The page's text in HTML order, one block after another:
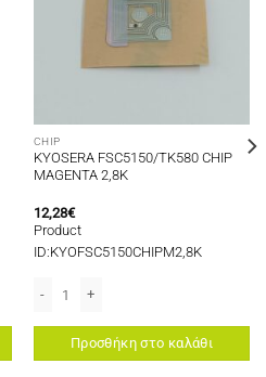
CHIP
KYOSERA FSC5150/TK580 CHIP
MAGENTA 2,8K
12,28€
Product
ID:KYOFSC5150CHIPM2,8K
Προσθήκη στο καλάθι